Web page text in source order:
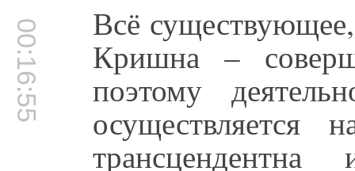
00:16:55 Всё
Кришна –
поэтому
осуществляется